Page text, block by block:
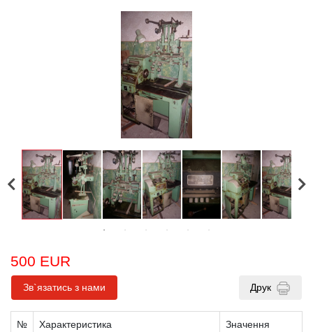
500 EUR
Зв`язатись з нами Друк
№ Характеристика Значення